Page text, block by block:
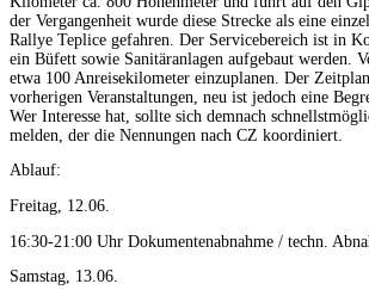
der Vergangenheit wurde diese Strecke als eine
Rallye Teplice gefahren. Der Servicebereich ist in
ein Büfett sowie Sanitäranlagen aufgebaut werden.
etwa 100 Anreisekilometer einzuplanen. Der
vorherigen Veranstaltungen, neu ist jedoch eine
Wer Interesse hat, sollte sich demnach
melden, der die Nennungen nach CZ koordiniert.
Ablauf:
Freitag, 12.06.
16:30-21:00 Uhr Dokumentenabnahme / techn.
Samstag, 13.06.